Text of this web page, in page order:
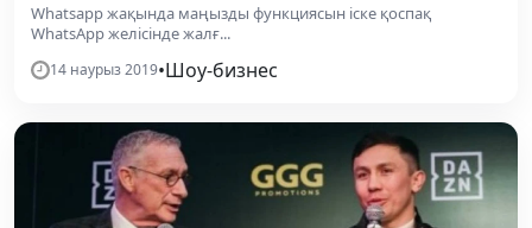
Whatsapp жақында маңызды функциясын іске қоспақ
WhatsApp желісінде жалғ...
14 наурыз 2019•Шоу-бизнес